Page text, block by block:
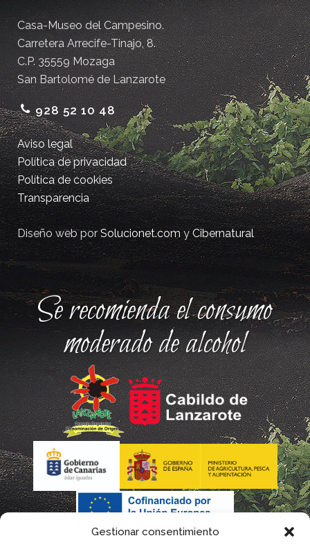
Gestionar consentimiento
Casa-Museo del Campesino.
Carretera Arrecife-Tinajo, 8.
C.P. 35559 Mozaga
San Bartolomé de Lanzarote
928 52 10 48
Aviso legal
Política de privacidad
Política de cookies
Transparencia
Diseño web porSolucionet.comyCibernatural
Se recomienda el consumo
moderado de alcohol